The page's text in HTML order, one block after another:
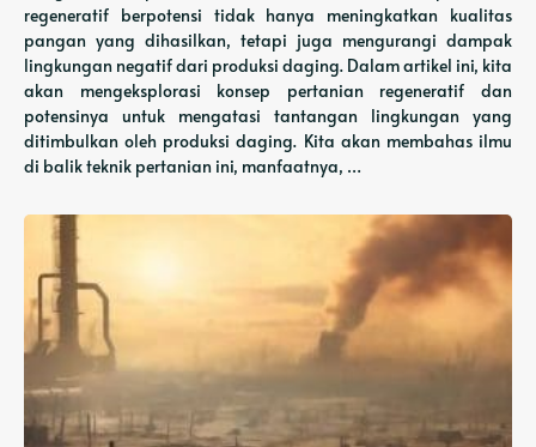
regeneratif berpotensi tidak hanya meningkatkan kualitas
pangan yang dihasilkan, tetapi juga mengurangi dampak
lingkungan negatif dari produksi daging. Dalam artikel ini, kita
akan mengeksplorasi konsep pertanian regeneratif dan
potensinya untuk mengatasi tantangan lingkungan yang
ditimbulkan oleh produksi daging. Kita akan membahas ilmu
di balik teknik pertanian ini, manfaatnya, …